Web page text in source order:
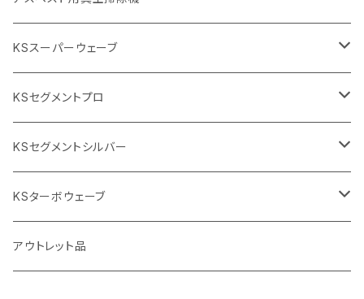
ダイヤモンドホイール
穴あけ用工具
タイルニッパー
プロ用鏝（こて）
吸着盤
その他
高速回転
撹拌羽根
撹拌軸
押し切り（手動切断機
押し切り替え刃（手動切断機替え刃
電動工具
電動切断機
タイルパッチ（ビブラート
KSスーパーウェーブ
105mm（4インチ）
125ｍｍ（5インチ）
KSセグメントプロ
105mm（4インチ）
通常品
ビス穴付き
125mm（5インチ）
通常品
150ｍｍ（6インチ）
KSセグメントシルバー
105mm（4インチ）
125mm（5インチ）
KSターボウェーブ
105mm（4インチ）
アウトレット品